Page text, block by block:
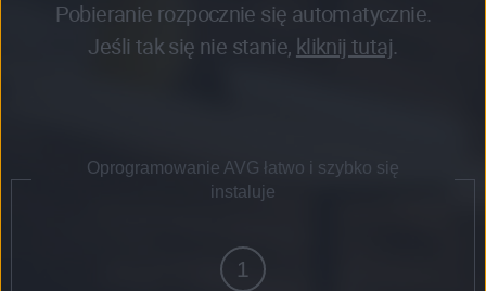
Pobieranie rozpocznie się automatycznie.
Jeśli tak się nie stanie, kliknij tutaj.
Oprogramowanie AVG łatwo i szybko się
instaluje
1